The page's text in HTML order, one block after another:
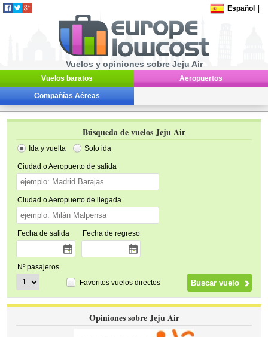
Español
Vuelos y opiniones sobre Jeju Air
Vuelos baratos Aeropuertos
Compañías Aéreas
Búsqueda de vuelos Jeju Air
Ida y vuelta Solo ida
Ciudad o Aeropuerto de salida
Ciudad o Aeropuerto de llegada
Fecha de salida Fecha de regreso
Nº pasajeros
Favoritos vuelos directos
Opiniones sobre Jeju Air